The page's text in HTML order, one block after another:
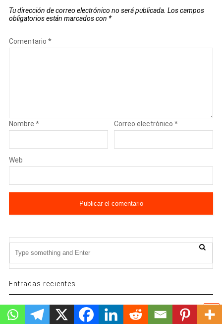
Tu dirección de correo electrónico no será publicada. Los campos
obligatorios están marcados con *
Comentario *
Nombre * Correo electrónico*
Web
Entradas recientes
¿Estamos preparados para enfrentar la multicriminalidad?